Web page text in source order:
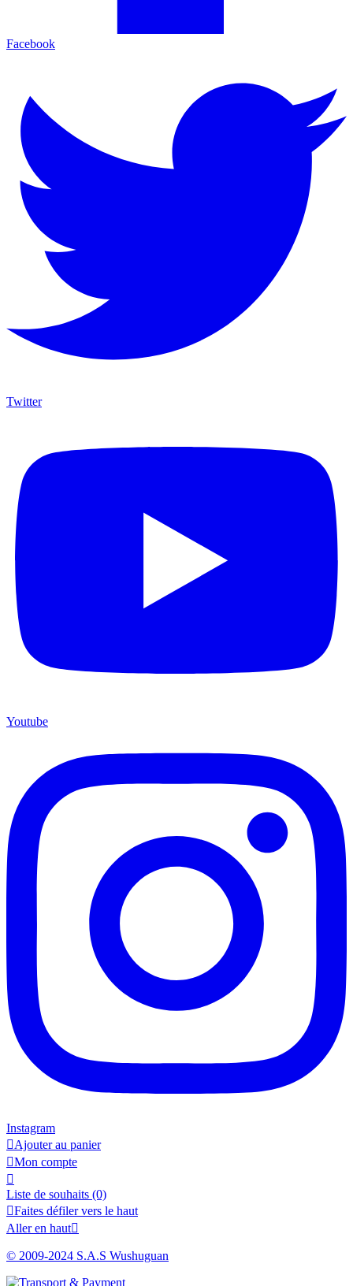
Facebook
Twitter
Youtube
Instagram
Ajouter au panier
Mon compte

Liste de souhaits (0)
Faites défiler vers le haut
Aller en haut
© 2009-2024 S.A.S Wushuguan